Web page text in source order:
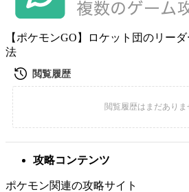
【ポケモンGO】ロケット団のリー
法
攻略コンテンツ
ポケモン関連の攻略サイト